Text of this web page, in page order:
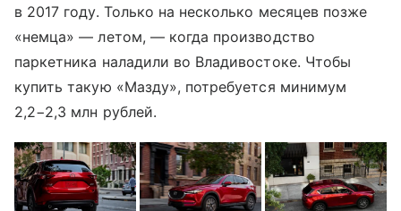
в 2017 году. Только на несколько месяцев позже
«немца» — летом, — когда производство
паркетника наладили во Владивостоке. Чтобы
купить такую «Мазду», потребуется минимум
2,2−2,3 млн рублей.